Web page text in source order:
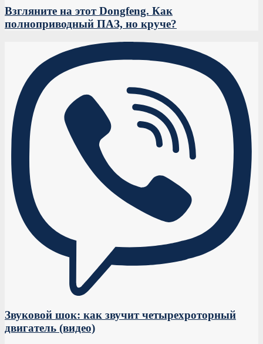
Взгляните на этот Dongfeng. Как
полноприводный ПАЗ, но круче?
Звуковой шок: как звучит четырехроторный
двигатель (видео)